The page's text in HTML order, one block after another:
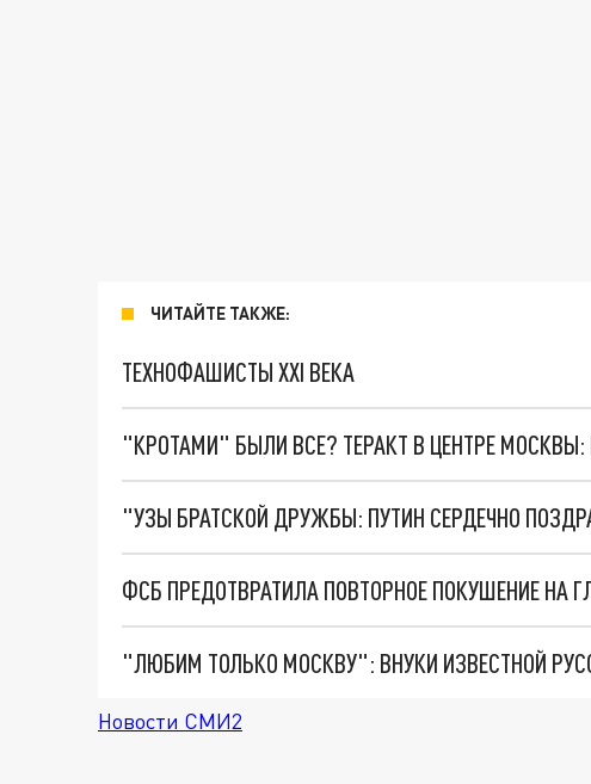
ЧИТАЙТЕ ТАКЖЕ:
ТЕХНОФАШИСТЫ XXI ВЕКА
"КРОТАМИ" БЫЛИ ВСЕ? ТЕРАКТ В ЦЕНТРЕ
ФСБ ПРЕДОТВРАТИЛА ПОВТОРНОЕ ПОКУШЕНИЕ НА
"ЛЮБИМ ТОЛЬКО МОСКВУ": ВНУКИ ИЗВЕСТНОЙ
Новости СМИ2